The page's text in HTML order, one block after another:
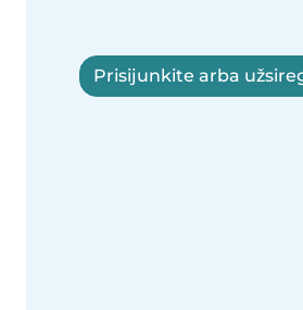
Prisijunkite arba